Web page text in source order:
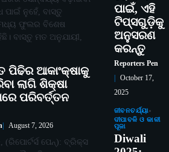
ପାଇଁ ନୁହେଁ, ବାସ୍ତୁ
ଫୁଲର ବିଶେଷ
ବାସ୍ତୁ ମତ ଅନୁଯାୟୀ,
ପିଢିର ଆକାଂକ୍ଷାକୁ
ଲାଗି ଶିକ୍ଷା
ପରିବର୍ତ୍ତନ
August 7, 2026
ପେନ୍‌): ବ୍ରିକ୍ସ
ପାଇଁ, ଏହି
ଟିପ୍ସଗୁଡ଼ିକୁ
ଅନୁସରଣ
କରନ୍ତୁ
Reporters Pen
October 17,
2025
ଜୀବନଚର୍ଯ୍ୟା
ଦୀପାବଳି ଓ କାଳୀ
ପୂଜା
Diwali